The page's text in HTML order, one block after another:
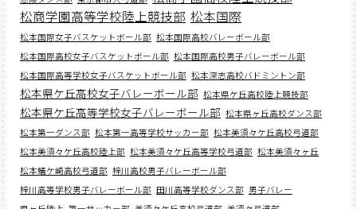
松商学園高等学校陸上競技部 松本国際
松本国際女子バスケットボール部 松本国際高校バレーボール部
松本国際高校女子バスケットボール部 松本国際高校男子バレーボール部
松本国際高等学校女子バスケットボール部 松本深志高校バドミントン部
松本県ケ丘高校女子バレーボール部 松本県ケ丘高校陸上競技部
松本県ケ丘高等学校女子バレーボール部 松本県ヶ丘高校ダンス部
松本第一ダンス部 松本第一高等学校サッカー部 松本美須々ケ丘高校弓道部
松本美須々ケ丘高校陸上部 松本美須々ケ丘高等学校弓道部 松本美須々ヶ丘
松本蟻ケ崎高校弓道部 梓川高校男子バレーボール部
梓川高等学校男子バレーボール部 田川高等学校ダンス部 男子バレー